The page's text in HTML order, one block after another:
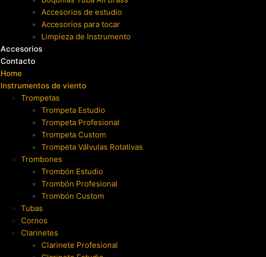
Accesorios de estudio
Accesorios para tocar
Limpieza de Instrumento
Accesorios
Contacto
Home
Instrumentos de viento
Trompetas
Trompeta Estudio
Trompeta Profesional
Trompeta Custom
Trompeta Válvulas Rotativas
Trombones
Trombón Estudio
Trombón Profesional
Trombón Custom
Tubas
Cornos
Clarinetes
Clarinete Profesional